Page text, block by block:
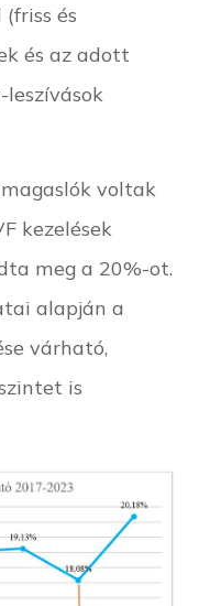
és
és az adott
voltak
kezelések
meg a 20%-ot.
alapján a
várható,
is